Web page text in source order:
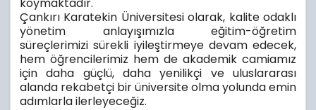
Çankırı Karatekin Üniversitesi olarak, kalite odaklı
yönetim anlayışımızla eğitim-öğretim
süreçlerimizi sürekli iyileştirmeye devam edecek,
hem öğrencilerimiz hem de akademik camiamız
için daha güçlü, daha yenilikçi ve uluslararası
alanda rekabetçi bir üniversite olma yolunda emin
adımlarla ilerleyeceğiz.